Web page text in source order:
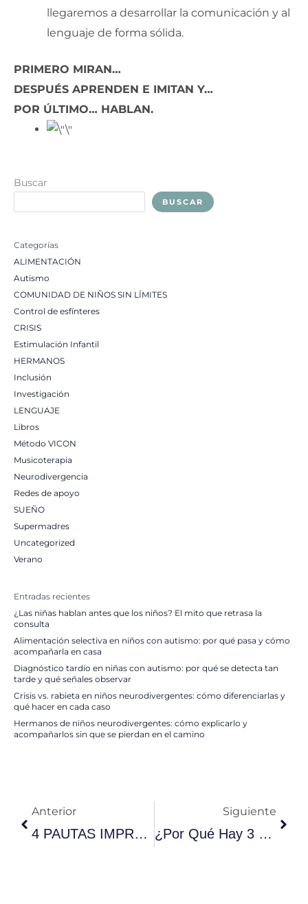
llegaremos a desarrollar la comunicación y al
lenguaje de forma sólida.
PRIMERO MIRAN…
DESPUÉS APRENDEN E IMITAN Y…
POR ÚLTIMO… HABLAN.
Buscar
BUSCAR
Categorías
ALIMENTACIÓN
Autismo
COMUNIDAD DE NIÑOS SIN LÍMITES
Control de esfínteres
CRISIS
Estimulación Infantil
HERMANOS
Inclusión
Investigación
LENGUAJE
Libros
Método VICON
Musicoterapia
Neurodivergencia
Redes de apoyo
SUEÑO
Supermadres
Uncategorized
Verano
Entradas recientes
¿Las niñas hablan antes que los niños? El mito que retrasa la
consulta
Alimentación selectiva en niños con autismo: por qué pasa y cómo
acompañarla en casa
Diagnóstico tardío en niñas con autismo: por qué se detecta tan
tarde y qué señales observar
Crisis vs. rabieta en niños neurodivergentes: cómo diferenciarlas y
qué hacer en cada caso
Hermanos de niños neurodivergentes: cómo explicarlo y
acompañarlos sin que se pierdan en el camino
Anterior
4 PAUTAS IMPRESCINDIBLES ANTE UNA RABIETA
Siguiente
¿Por Qué Hay 3 Semanas De Prueba GRATIS En El Método VICON?